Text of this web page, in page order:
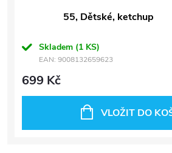
55, Dětské, ketchup
Skladem (1 KS)
EAN: 9008132659623
699 Kč
VLOŽIT DO